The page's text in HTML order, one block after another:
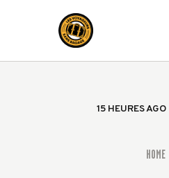
15 HEURES AGO
HOME
LES VOYAGEURS
LA COMPAGNIE